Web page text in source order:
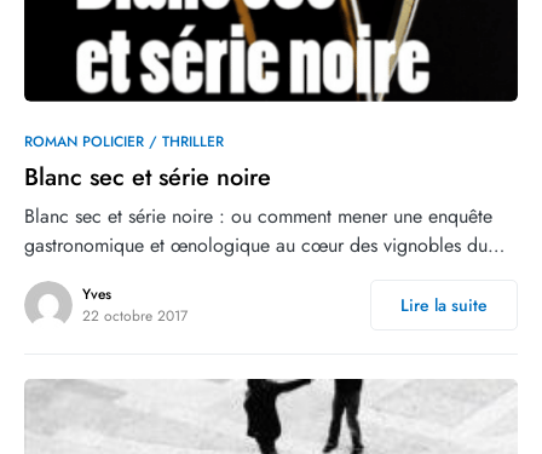
0
ROMAN POLICIER / THRILLER
Blanc sec et série noire
Blanc sec et série noire : ou comment mener une enquête
gastronomique et œnologique au cœur des vignobles du…
Yves
22 octobre 2017
Lire la suite